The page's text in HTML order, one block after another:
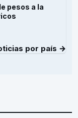
pesos a la
por país →